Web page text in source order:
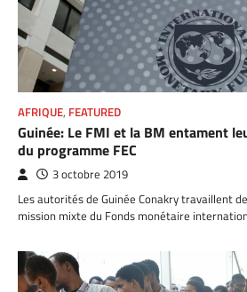
AFRIQUE, FEATURED
Guinée: Le FMI et la BM entament
du programme FEC
3 octobre 2019
Les autorités de Guinée Conakry travaillent
mission mixte du Fonds monétaire